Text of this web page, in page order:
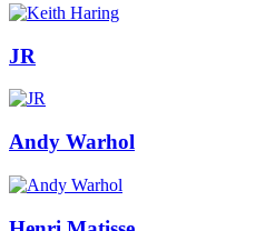
JR
Andy Warhol